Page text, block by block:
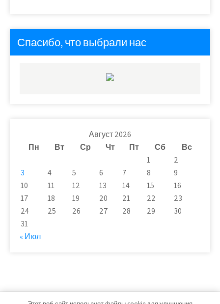
Спасибо, что выбрали нас
Август 2026
Пн
Вт Ср Чт Пт Сб
Вс
1
2
3
4 5 6 7 8
9
10
11 12 13 14 15
16
17
18 19 20 21 22
23
24
25 26 27 28 29
30
31
« Июл